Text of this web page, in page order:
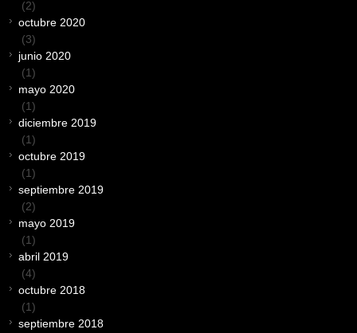
(2)
octubre 2020
(3)
junio 2020
(1)
mayo 2020
(1)
diciembre 2019
(1)
octubre 2019
(1)
septiembre 2019
(2)
mayo 2019
(1)
abril 2019
(4)
octubre 2018
(1)
septiembre 2018